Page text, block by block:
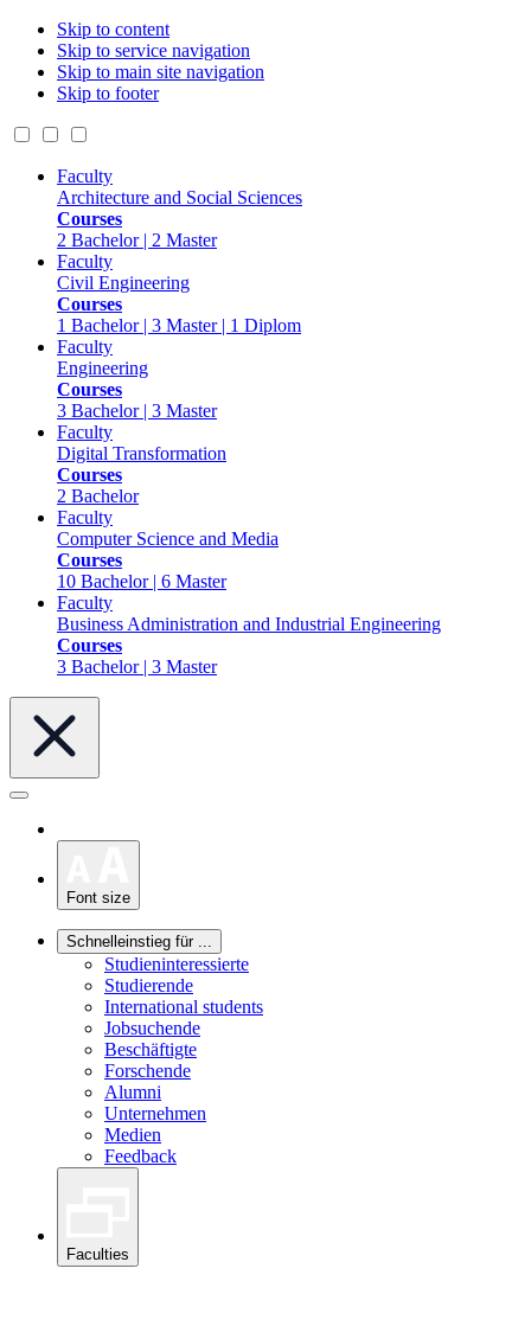
Skip to content
Skip to service navigation
Skip to main site navigation
Skip to footer
Faculty
Architecture and Social Sciences
Courses
2 Bachelor | 2 Master
Faculty
Civil Engineering
Courses
1 Bachelor | 3 Master | 1 Diplom
Faculty
Engineering
Courses
3 Bachelor | 3 Master
Faculty
Digital Transformation
Courses
2 Bachelor
Faculty
Computer Science and Media
Courses
10 Bachelor | 6 Master
Faculty
Business Administration and Industrial Engineering
Courses
3 Bachelor | 3 Master
Font size
Schnelleinstieg für ...
Studieninteressierte
Studierende
International students
Jobsuchende
Beschäftigte
Forschende
Alumni
Unternehmen
Medien
Feedback
Faculties